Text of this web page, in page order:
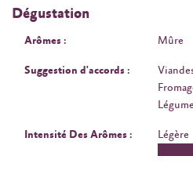
Dégustation
Arômes : Mûre
Suggestion d'accords :
Intensité Des Arômes : Légère